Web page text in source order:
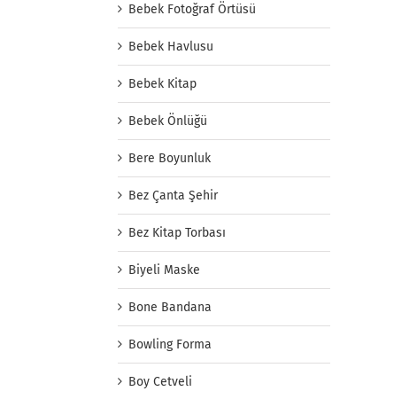
Bebek Fotoğraf Örtüsü
Bebek Havlusu
Bebek Kitap
Bebek Önlüğü
Bere Boyunluk
Bez Çanta Şehir
Bez Kitap Torbası
Biyeli Maske
Bone Bandana
Bowling Forma
Boy Cetveli